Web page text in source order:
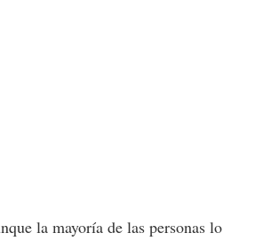
la mayoría de las personas lo